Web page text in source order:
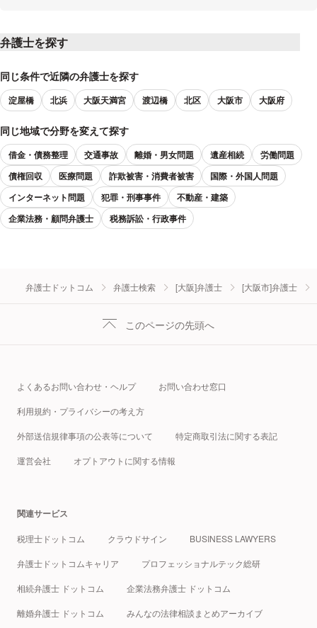
弁護士を探す
同じ条件で近隣の弁護士を探す
淀屋橋 北浜 大阪天満宮 渡辺橋 北区 大阪市 大阪府
同じ地域で分野を変えて探す
借金・債務整理 交通事故 離婚・男女問題 遺産相続
労働問題
債権回収
医療問題 詐欺被害・消費者被害
国際・外国人問題
インターネット問題
犯罪・刑事事件
不動産・建築
企業法務・顧問弁護士
税務訴訟・行政事件
弁護士ドットコム 弁護士検索 [大阪]弁護士 [大阪市]弁護士
このページの先頭へ
よくあるお問い合わせ・ヘルプ お問い合わせ窓口
利用規約・プライバシーの考え方
外部送信規律事項の公表等について 特定商取引法に関する表記
運営会社 オプトアウトに関する情報
関連サービス
税理士ドットコム クラウドサイン BUSINESS LAWYERS
弁護士ドットコムキャリア プロフェッショナルテック総研
相続弁護士 ドットコム 企業法務弁護士 ドットコム
離婚弁護士 ドットコム みんなの法律相談まとめアーカイブ